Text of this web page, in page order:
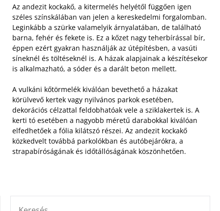
Az andezit kockakő, a kitermelés helyétől függően igen
széles színskálában van jelen a kereskedelmi forgalomban.
Leginkább a szürke valamelyik árnyalatában, de található
barna, fehér és fekete is. Ez a kőzet nagy teherbírással bír,
éppen ezért gyakran használják az útépítésben, a vasúti
síneknél és töltéseknél is. A házak alapjainak a készítésekor
is alkalmazható, a sóder és a darált beton mellett.
A vulkáni kőtörmelék kiválóan bevethető a házakat
körülvevő kertek vagy nyilvános parkok esetében,
dekorációs célzattal feldobhatóak vele a sziklakertek is. A
kerti tó esetében a nagyobb méretű darabokkal kiválóan
elfedhetőek a fólia kilátszó részei. Az andezit kockakő
közkedvelt továbbá parkolókban és autóbejárókra, a
strapabíróságának és időtállóságának köszönhetően.